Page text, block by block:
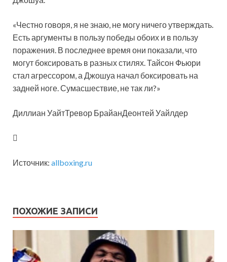
«Честно говоря, я не знаю, не могу ничего утверждать.
Есть аргументы в пользу победы обоих и в пользу
поражения. В последнее время они показали, что
могут боксировать в разных стилях. Тайсон Фьюри
стал агрессором, а Джошуа начал боксировать на
задней ноге. Сумасшествие, не так ли?»
Диллиан УайтТревор БрайанДеонтей Уайлдер
Источник: allboxing.ru
ПОХОЖИЕ ЗАПИСИ